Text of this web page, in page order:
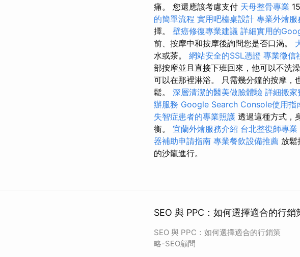
痛。 您還應該考慮支付 天母整骨專業
的簡單流程 實用吧檯桌設計 專業外燴服
擇。 壁癌修復專業建議 詳細實用的
前、按摩中和按摩後詢問您是否口渴。
水或茶。 網站安全的SSL憑證 專業徵信
部按摩並且直接下班回來，他可以不洗
可以在那裡淋浴。 只需幾分鐘的按摩，
鬆。 深層清潔的醫美做臉體驗 詳細搬家
辦服務 Google Search Console使用指
失智症患者的專業照護 透過這種方式，
衡。 宜蘭外燴服務介紹 台北整復師專業
器補助申請指南 專業餐飲設備推薦 放鬆
的沙龍進行。
SEO 與 PPC：如何選擇適合的行銷
SEO 與 PPC：如何選擇適合的行銷策
略-SEO顧問